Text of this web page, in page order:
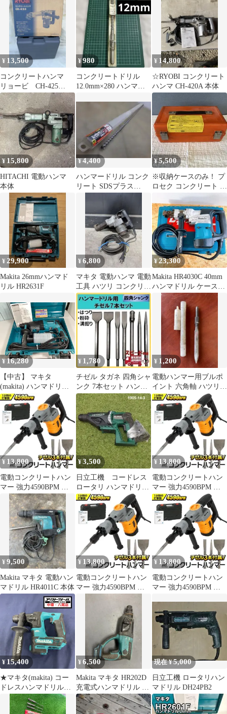
付属
¥ 13,500
コンクリートハンマ
リョービ CH-425
RYOBI ハツリ機 は
つり機
¥980
コンクリートドリル
12.0mm×280 ハンマー
¥ 14,800
☆RYOBI コンクリート
ハンマ CH-420A 本体
¥ 15,800
HITACHI 電動ハンマ
本体
¥4,400
ハンマードリル コンク
リート SDSプラス
12.5mm 有効長200 全長
¥5,500
※収納ケースのみ！ プ
ロセク コンクリート テ
ストハンマー ケース 研
磨石付き
¥ 29,900
Makita 26mmハンマド
リル HR2631F
¥6,800
マキタ 電動ハンマ 電動
工具 ハツリ コンクリー
ト 電気チッパー ハンマ
ドリル
¥23,300
Makita HR4030C 40mm
ハンマドリル ケース付
動作確認済 工具
¥16,280
【中古】 マキタ
(makita) ハンマドリル
HR2601F アクトツール
広島
¥ 1,780
チゼル タガネ 四角シャ
ンク 7本セット ハンマ
ードリル用 コンクリー
ト レンガ
¥ 1,200
電動ハンマー用ブルポ
イント 六角軸 ハツリ
コンクリート用
¥ 13,800
電動コンクリートハン
マー 強力4590BPM 重
量5.6kg チゼル3種付属
¥3,500
日立工機 コードレス
ロータリ ハンマドリル
DH 24DV
¥ 13,800
電動コンクリートハン
マー 強力4590BPM 重
量5.6kg チゼル3種付属
¥9,500
Makita マキタ 電動ハン
マドリル HR4011C 本体
¥ 13,800
電動コンクリートハン
マー 強力4590BPM 重
¥ 13,800
電動コンクリートハン
マー 強力4590BPM 重
¥ 15,400
★マキタ(makita) コー
ドレスハンマドリル
HR166DZ【八尾店】
¥6,500
Makita マキタ HR202D
充電式ハンマドリル 本
体
現在 ¥5,000
日立工機 ロータリハン
マドリル DH24PB2